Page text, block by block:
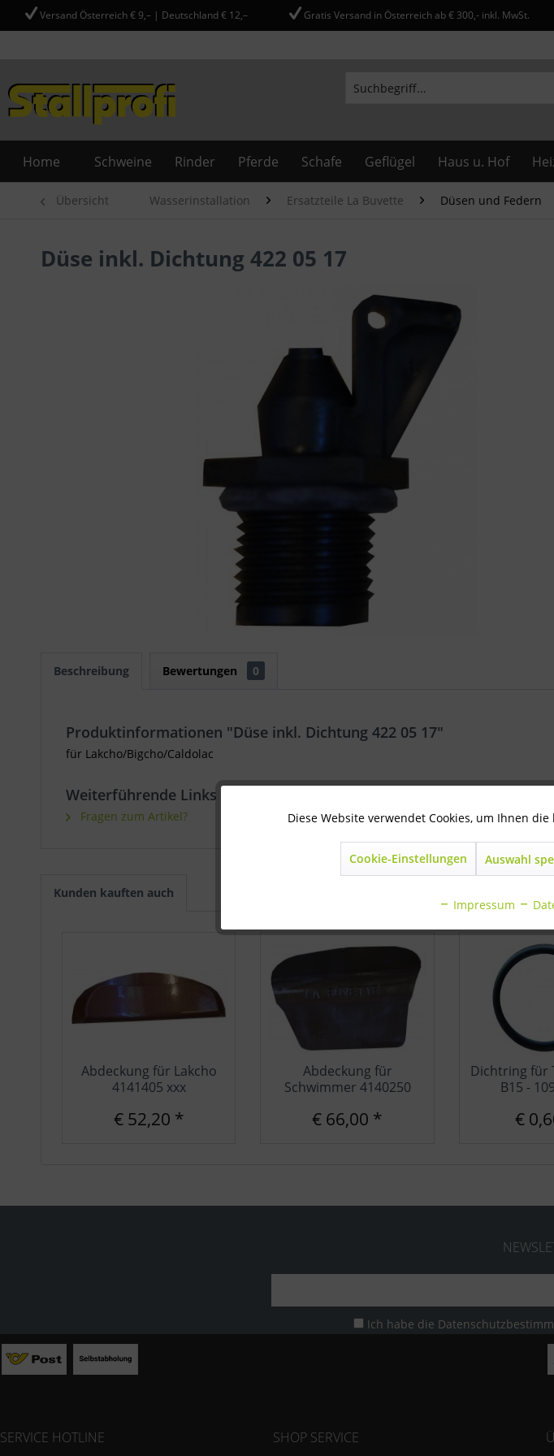
Versand Österreich € 9,– | Deutschland € 12,– Gratis Versand in Österreich ab € 300,- inkl. MwSt.
Home Schweine Rinder Pferde Schafe Geflügel Haus u. Hof
Übersicht Wasserinstallation Ersatzteile La Buvette Düsen und Federn
Düse inkl. Dichtung 422 05 17
Beschreibung Bewertungen 0
Produktinformationen "Düse inkl. Dichtung 422 05 17"
für Lakcho/Bigcho/Caldolac
Weiterführende Links zu "Düse inkl. Dichtung 422 05 17"
Fragen zum Artikel?
Kunden kauften auch
Abdeckung für Lakcho
4141405 xxx
€ 52,20 *
Abdeckung für
Schwimmer 4140250
€ 66,00 *
Dichtring für
B15 -
€
Ich habe die
SERVICE HOTLINE SHOP SERVICE
Technisch notwendig
Sonstige
Diese Website verwendet Cookies, um Ihnen
Cookie-Einstellungen Auswahl
Impressum